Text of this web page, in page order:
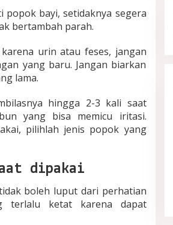
bayi, setidaknya segera
bertambah parah.
urin atau feses, jangan
yang baru. Jangan biarkan
lama.
hingga 2-3 kali saat
yang bisa memicu iritasi.
pilihlah jenis popok yang
dipakai
boleh luput dari perhatian
terlalu ketat karena dapat
Sederhana tapi Terlihat Berkelas